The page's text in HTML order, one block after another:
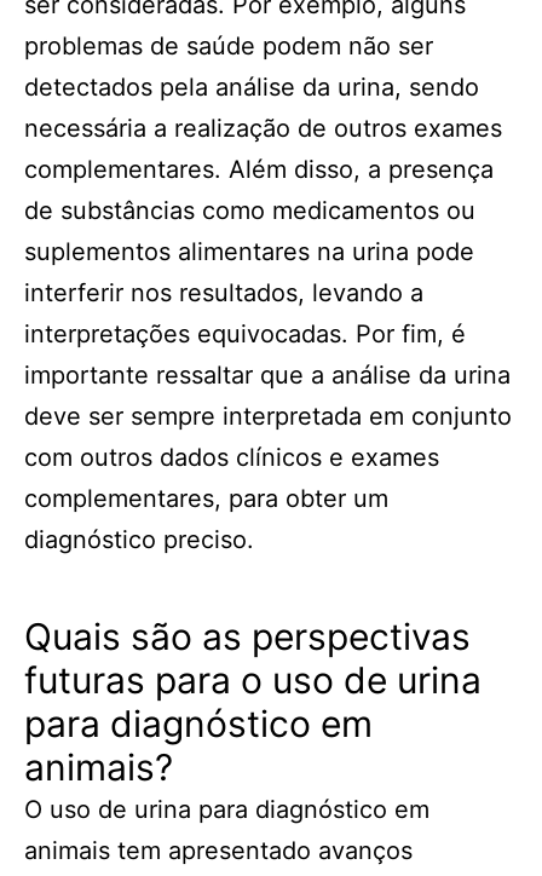
problemas de saúde podem não ser
detectados pela análise da urina, sendo
necessária a realização de outros exames
complementares. Além disso, a presença
de substâncias como medicamentos ou
suplementos alimentares na urina pode
interferir nos resultados, levando a
interpretações equivocadas. Por fim, é
importante ressaltar que a análise da urina
deve ser sempre interpretada em conjunto
com outros dados clínicos e exames
complementares, para obter um
diagnóstico preciso.
Quais são as perspectivas
futuras para o uso de urina
para diagnóstico em
animais?
O uso de urina para diagnóstico em
animais tem apresentado avanços